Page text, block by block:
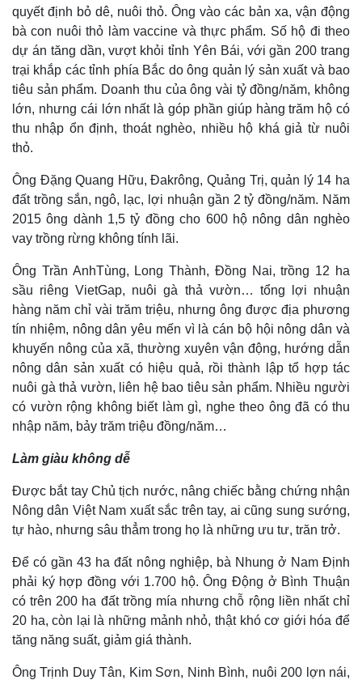
Thế giới
Cuộc sống đó đây
Hồ sơ
Multimedia
Ảnh
E-Magazine
Infographic
quyết định bỏ dê, nuôi thỏ. Ông vào các bản xa, vận động
bà con nuôi thỏ làm vaccine và thực phẩm. Số hộ đi theo
dự án tăng dần, vượt khỏi tỉnh Yên Bái, với gần 200 trang
trại khắp các tỉnh phía Bắc do ông quản lý sản xuất và bao
tiêu sản phẩm. Doanh thu của ông vài tỷ đồng/năm, không
lớn, nhưng cái lớn nhất là góp phần giúp hàng trăm hộ có
thu nhập ổn định, thoát nghèo, nhiều hộ khá giả từ nuôi
thỏ.
Ông Đặng Quang Hữu, Đakrông, Quảng Trị, quản lý 14 ha
đất trồng sắn, ngô, lạc, lợi nhuận gần 2 tỷ đồng/năm. Năm
2015 ông dành 1,5 tỷ đồng cho 600 hộ nông dân nghèo
vay trồng rừng không tính lãi.
Ông Trần AnhTùng, Long Thành, Đồng Nai, trồng 12 ha
sầu riêng VietGap, nuôi gà thả vườn… tổng lợi nhuận
hàng năm chỉ vài trăm triệu, nhưng ông được địa phương
tín nhiệm, nông dân yêu mến vì là cán bộ hội nông dân và
khuyến nông của xã, thường xuyên vận động, hướng dẫn
nông dân sản xuất có hiệu quả, rồi thành lập tổ hợp tác
nuôi gà thả vườn, liên hệ bao tiêu sản phẩm. Nhiều người
có vườn rộng không biết làm gì, nghe theo ông đã có thu
nhập năm, bảy trăm triệu đồng/năm…
Làm giàu không dễ
Được bắt tay Chủ tịch nước, nâng chiếc bằng chứng nhận
Nông dân Việt Nam xuất sắc trên tay, ai cũng sung sướng,
tự hào, nhưng sâu thẳm trong họ là những ưu tư, trăn trở.
Để có gần 43 ha đất nông nghiệp, bà Nhung ở Nam Định
phải ký hợp đồng với 1.700 hộ. Ông Động ở Bình Thuận
có trên 200 ha đất trồng mía nhưng chỗ rộng liền nhất chỉ
20 ha, còn lại là những mảnh nhỏ, thật khó cơ giới hóa để
tăng năng suất, giảm giá thành.
Ông Trịnh Duy Tân, Kim Sơn, Ninh Bình, nuôi 200 lợn nái,